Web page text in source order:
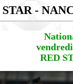
STAR -
RED